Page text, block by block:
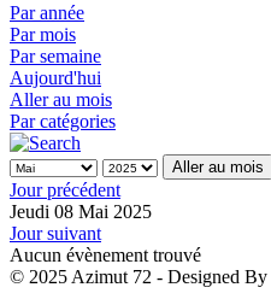
Par année
Par mois
Par semaine
Aujourd'hui
Aller au mois
Par catégories
Aller au mois
Jour précédent
Jeudi 08 Mai 2025
Jour suivant
Aucun évènement trouvé
© 2025 Azimut 72 - Designed By